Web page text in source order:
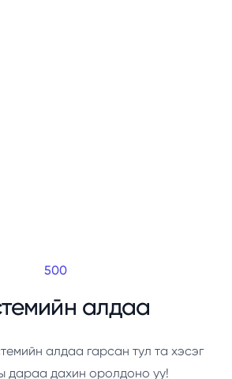
500
алдаа
алдаа гарсан тул та хэсэг
дараа дахин оролдоно уу!